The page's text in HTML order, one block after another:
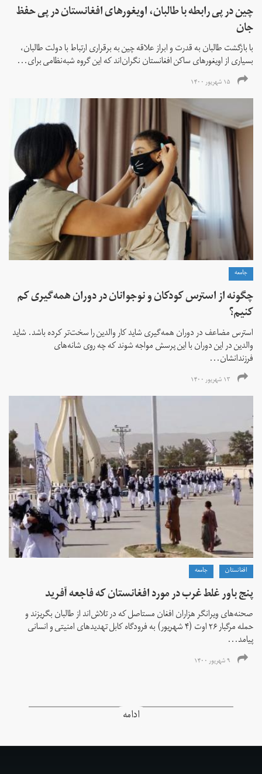
چین در پی رابطه با طالبان، اویغورهای افغانستان در پی حفظ
جان
با بازگشت طالبان به قدرت و ابراز علاقه چین به برقراری ارتباط با دولت طالبان،
بسیاری از اویغورهای ساکن افغانستان نگران‌اند که این گروه شبه‌نظامی برای...
۱۵ شهریور ۱۴۰۰
جامعه
چگونه از استرس کودکان و نوجوانان در دوران همه‌گیری کم
کنیم؟
استرس مضاعف در دوران همه‌گیری شاید کار والدین را سخت‌تر کرده باشد. شاید
والدین در این دوران با این پرسش مواجه شوند که چه روی شانه‌های
فرزندانشان...
۱۳ شهریور ۱۴۰۰
افغانستان جامعه
پنج باور غلط غرب در مورد افغانستان که فاجعه آفرید
صحنه‌های ویرانگر هزاران افغان مستاصل که در تلاش‌اند از طالبان بگریزند و
حمله مرگبار ۲۶ اوت (۴ شهریور) به فرودگاه کابل تهدیدهای امنیتی و انسانی
پیامد...
۹ شهریور ۱۴۰۰
ادامه